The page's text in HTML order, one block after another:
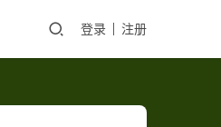
登录 注册